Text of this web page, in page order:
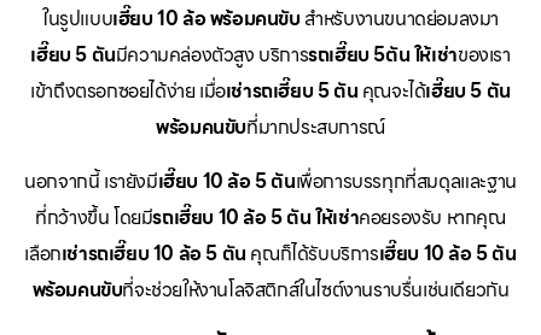
ในรูปแบบเฮี๊ยบ 10 ล้อ พร้อมคนขับ สำหรับงานขนาดย่อมลงมา
เฮี๊ยบ 5 ตันมีความคล่องตัวสูง บริการรถเฮี๊ยบ 5ตัน ให้เช่าของเรา
เข้าถึงตรอกซอยได้ง่าย เมื่อเช่ารถเฮี๊ยบ 5 ตัน คุณจะได้เฮี๊ยบ 5 ตัน
พร้อมคนขับที่มากประสบการณ์
นอกจากนี้ เรายังมีเฮี๊ยบ 10 ล้อ 5 ตันเพื่อการบรรทุกที่สมดุลและฐาน
ที่กว้างขึ้น โดยมีรถเฮี๊ยบ 10 ล้อ 5 ตัน ให้เช่าคอยรองรับ หากคุณ
เลือกเช่ารถเฮี๊ยบ 10 ล้อ 5 ตัน คุณก็ได้รับบริการเฮี๊ยบ 10 ล้อ 5 ตัน
พร้อมคนขับที่จะช่วยให้งานโลจิสติกส์ในไซต์งานราบรื่นเช่นเดียวกัน